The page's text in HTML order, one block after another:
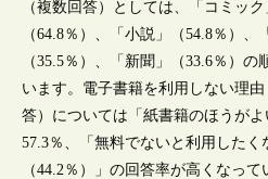
（複数回答）としては、「コミック
（64.8％）、「小説」（54.8％）、
（35.5％）、「新聞」（33.6％）の
います。電子書籍を利用しない理由
答）については「紙書籍のほうがよ
57.3％、「無料でないと利用したく
（44.2％）」の回答率が高くなって